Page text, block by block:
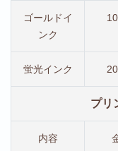
ゴールドイ
ンク
蛍光インク
プリ
内容